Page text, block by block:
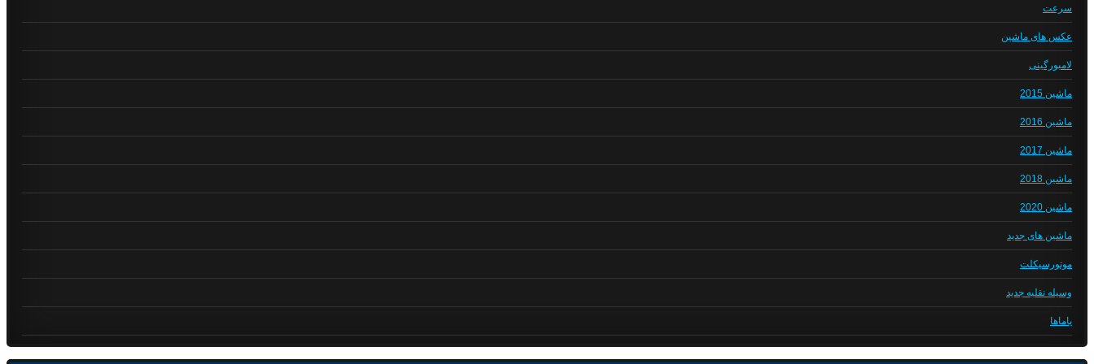
سرعت
عکس های ماشین
لامبورگینی
ماشین 2015
ماشین 2016
ماشین 2017
ماشین 2018
ماشین 2020
ماشین های جدید
موتورسیکلت
وسیله نقلیه جدید
یاماها